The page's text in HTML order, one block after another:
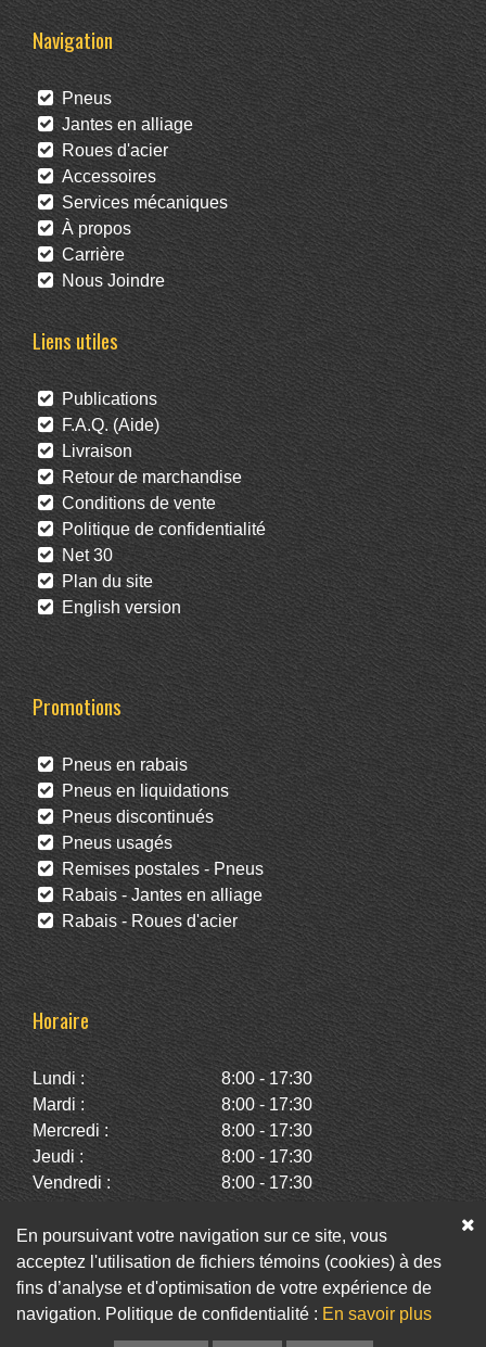
Navigation
Pneus
Jantes en alliage
Roues d'acier
Accessoires
Services mécaniques
À propos
Carrière
Nous Joindre
Liens utiles
Publications
F.A.Q. (Aide)
Livraison
Retour de marchandise
Conditions de vente
Politique de confidentialité
Net 30
Plan du site
English version
Promotions
Pneus en rabais
Pneus en liquidations
Pneus discontinués
Pneus usagés
Remises postales - Pneus
Rabais - Jantes en alliage
Rabais - Roues d'acier
Horaire
Lundi :
8:00 - 17:30
Mardi :
8:00 - 17:30
Mercredi :
8:00 - 17:30
Jeudi :
8:00 - 17:30
Vendredi :
8:00 - 17:30
Dimanche :
Fermé
Facebook Twitter Infolettre
En poursuivant votre navigation sur ce site, vous
acceptez l'utilisation de fichiers témoins (cookies) à des
fins d’analyse et d'optimisation de votre expérience de
navigation. Politique de confidentialité : En savoir plus